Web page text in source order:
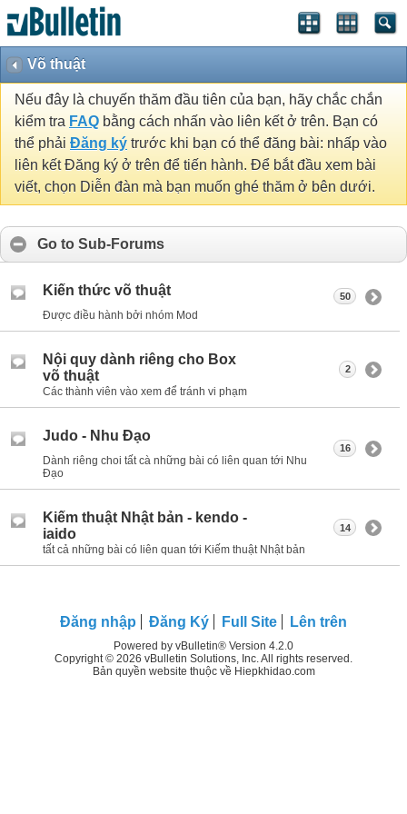
Võ thuật
Nếu đây là chuyến thăm đầu tiên của bạn, hãy chắc chắn
kiểm tra FAQ bằng cách nhấn vào liên kết ở trên. Bạn có
thể phải Đăng ký trước khi bạn có thể đăng bài: nhấp vào
liên kết Đăng ký ở trên để tiến hành. Để bắt đầu xem bài
viết, chọn Diễn đàn mà bạn muốn ghé thăm ở bên dưới.
Go to Sub-Forums
Kiến thức võ thuật
Được điều hành bởi nhóm Mod
50
Nội quy dành riêng cho Box
võ thuật
Các thành viên vào xem để tránh vi phạm
2
Judo - Nhu Đạo
Dành riêng choi tất cà những bài có liên quan tới Nhu
Đạo
16
Kiếm thuật Nhật bản - kendo -
iaido
tất cả những bài có liên quan tới Kiếm thuật Nhật bản
14
Đăng nhập Đăng Ký Full Site Lên trên
Powered by vBulletin® Version 4.2.0
Copyright © 2026 vBulletin Solutions, Inc. All rights reserved.
Bản quyền website thuộc về Hiepkhidao.com